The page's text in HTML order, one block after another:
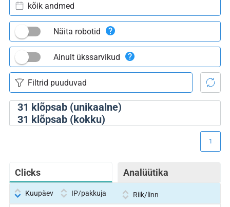
31 klõpsab (unikaalne)
31 klõpsab (kokku)
kõik andmed
Näita robotid
Ainult ükssarvikud
Clicks Analüütika
1
Kuupäev IP/pakkuja Riik/linn